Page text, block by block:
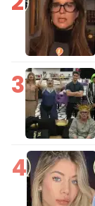
3
4